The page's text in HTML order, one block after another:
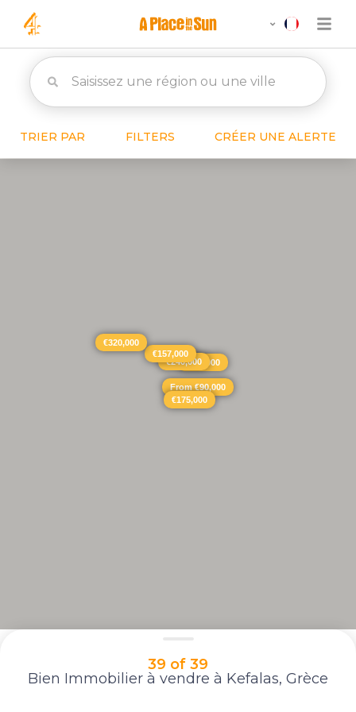
TRIER PAR FILTERS CRÉER UNE ALERTE
€375,000
From €90,000
€175,000
€240,000
€157,000
€320,000
39 of 39
Bien Immobilier à vendre à Kefalas, Grèce